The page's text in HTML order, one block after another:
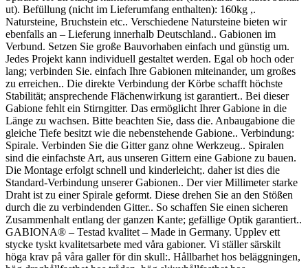
ut). Befüllung (nicht im Lieferumfang enthalten): 160kg ,.
Natursteine, Bruchstein etc.. Verschiedene Natursteine bieten wir
ebenfalls an – Lieferung innerhalb Deutschland.. Gabionen im
Verbund. Setzen Sie große Bauvorhaben einfach und günstig um.
Jedes Projekt kann individuell gestaltet werden. Egal ob hoch oder
lang; verbinden Sie. einfach Ihre Gabionen miteinander, um großes
zu erreichen.. Die direkte Verbindung der Körbe schafft höchste
Stabilität; ansprechende Flächenwirkung ist garantiert.. Bei dieser
Gabione fehlt ein Stirngitter. Das ermöglicht Ihrer Gabione in die
Länge zu wachsen. Bitte beachten Sie, dass die. Anbaugabione die
gleiche Tiefe besitzt wie die nebenstehende Gabione.. Verbindung:
Spirale. Verbinden Sie die Gitter ganz ohne Werkzeug.. Spiralen
sind die einfachste Art, aus unseren Gittern eine Gabione zu bauen.
Die Montage erfolgt schnell und kinderleicht;. daher ist dies die
Standard-Verbindung unserer Gabionen.. Der vier Millimeter starke
Draht ist zu einer Spirale geformt. Diese drehen Sie an den Stößen
durch die zu verbindenden Gitter.. So schaffen Sie einen sicheren
Zusammenhalt entlang der ganzen Kante; gefällige Optik garantiert..
GABIONA® – Testad kvalitet – Made in Germany. Upplev ett
stycke tyskt kvalitetsarbete med våra gabioner. Vi ställer särskilt
höga krav på våra galler för din skull:. Hållbarhet hos beläggningen,